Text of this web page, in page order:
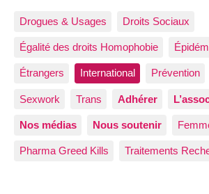
Drogues & Usages Droits Sociaux
Égalité des droits Homophobie
Étrangers International Prévention
Sexwork Trans Adhérer
Nos médias Nous soutenir
Pharma Greed Kills Traitements